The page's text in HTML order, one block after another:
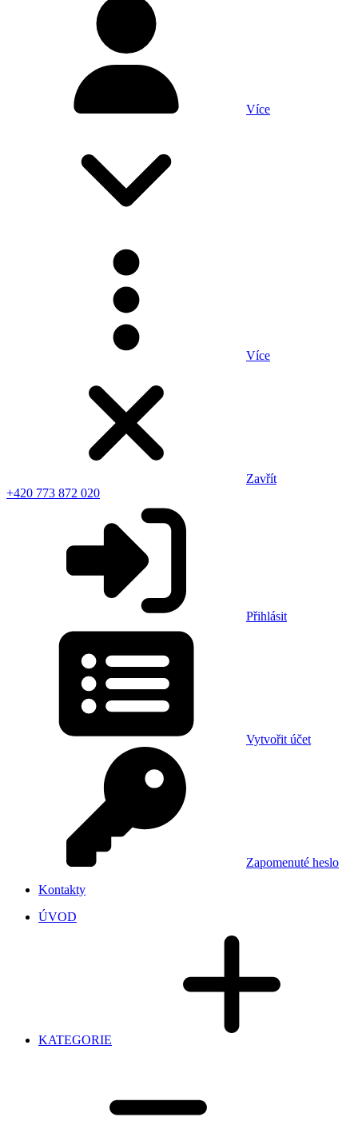
Více
Více
Zavřít
+420 773 872 020
Přihlásit
Vytvořit účet
Zapomenuté heslo
Kontakty
ÚVOD
KATEGORIE